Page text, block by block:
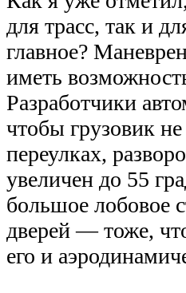
для трасс, так и
главное?
иметь
Разработчики
чтобы грузовик
переулках,
увеличен до 55
большое лобовое
дверей — тоже,
его и